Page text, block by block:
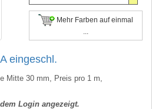
Mehr Farben auf einmal
eingeschl.
Mitte 30 mm, Preis pro 1 m,
Login angezeigt.